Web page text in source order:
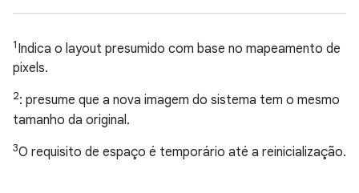
1Indica o layout presumido com base no mapeamento de
pixels.
2: presume que a nova imagem do sistema tem o mesmo
tamanho da original.
3O requisito de espaço é temporário até a reinicialização.